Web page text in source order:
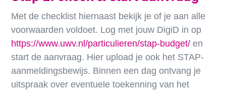
Met de checklist hiernaast bekijk je of je aan alle
voorwaarden voldoet. Log met jouw DigiD in op
https://www.uwv.nl/particulieren/stap-budget/ en
start de aanvraag. Hier upload je ook het STAP-
aanmeldingsbewijs. Binnen een dag ontvang je
uitspraak over eventuele toekenning van het